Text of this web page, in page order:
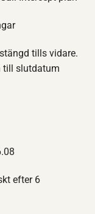
tills vidare.
till slutdatum
efter 6